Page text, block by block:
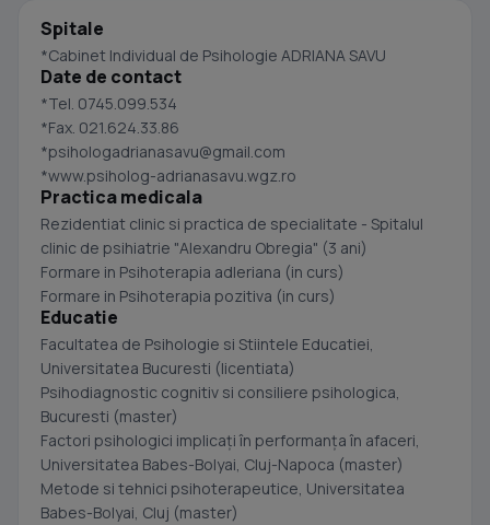
Spitale
*Cabinet Individual de Psihologie ADRIANA SAVU
Date de contact
*Tel. 0745.099.534
*Fax. 021.624.33.86
*psihologadrianasavu@gmail.com
*www.psiholog-adrianasavu.wgz.ro
Practica medicala
Rezidentiat clinic si practica de specialitate - Spitalul
clinic de psihiatrie "Alexandru Obregia" (3 ani)
Formare in Psihoterapia adleriana (in curs)
Formare in Psihoterapia pozitiva (in curs)
Educatie
Facultatea de Psihologie si Stiintele Educatiei,
Universitatea Bucuresti (licentiata)
Psihodiagnostic cognitiv si consiliere psihologica,
Bucuresti (master)
Factori psihologici implicaţi în performanţa în afaceri,
Universitatea Babes-Bolyai, Cluj-Napoca (master)
Metode si tehnici psihoterapeutice, Universitatea
Babes-Bolyai, Cluj (master)